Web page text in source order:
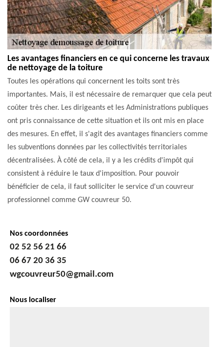
Les avantages financiers en ce qui concerne les travaux
de nettoyage de la toiture
Toutes les opérations qui concernent les toits sont très
importantes. Mais, il est nécessaire de remarquer que cela peut
coûter très cher. Les dirigeants et les Administrations publiques
ont pris connaissance de cette situation et ils ont mis en place
des mesures. En effet, il s'agit des avantages financiers comme
les subventions données par les collectivités territoriales
décentralisées. À côté de cela, il y a les crédits d'impôt qui
consistent à réduire le taux d'imposition. Pour pouvoir
bénéficier de cela, il faut solliciter le service d'un couvreur
professionnel comme GW couvreur 50.
Nos coordonnées
02 52 56 21 66
06 67 20 36 35
wgcouvreur50@gmail.com
Nous localiser